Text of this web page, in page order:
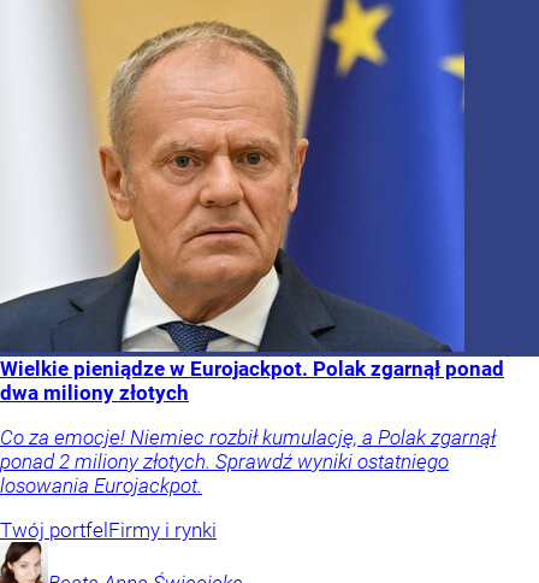
Wielkie pieniądze w Eurojackpot. Polak zgarnął ponad
dwa miliony złotych
Co za emocje! Niemiec rozbił kumulację, a Polak zgarnął
ponad 2 miliony złotych. Sprawdź wyniki ostatniego
losowania Eurojackpot.
Twój portfelFirmy i rynki